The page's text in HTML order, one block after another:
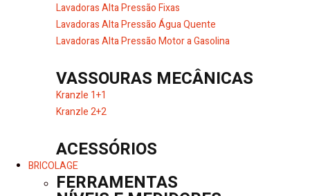
Lavadoras Alta Pressão Fixas
Lavadoras Alta Pressão Água Quente
Lavadoras Alta Pressão Motor a Gasolina
VASSOURAS MECÂNICAS
Kranzle 1+1
Kranzle 2+2
ACESSÓRIOS
BRICOLAGE
FERRAMENTAS